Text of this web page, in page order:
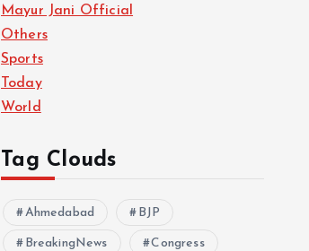
Mayur Jani Official
Others
Sports
Today
World
Tag Clouds
Ahmedabad BJP
BreakingNews Congress